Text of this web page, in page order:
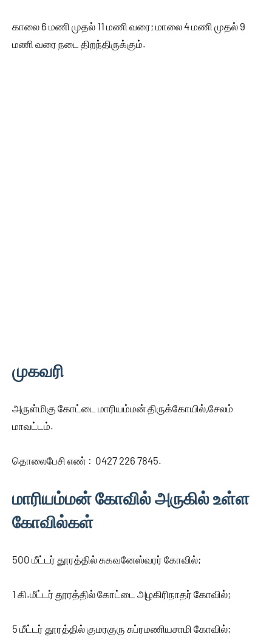
காலை 6 மணி முதல் 11 மணி வரை; மாலை 4 மணி முதல் 9
மணி வரை நடை திறந்திருக்கும்.
முகவரி
அருள்மிகு கோட்டை மாரியம்மன் திருக்கோயில்,சேலம்
மாவட்டம்.
தொலைபேசி எண் : 0427 226 7845.
மாரியம்மன் கோவில் அருகில் உள்ள
கோவில்கள்
500 மீட்டர் தூரத்தில் சுகவனேஸ்வரர் கோவில்;
1 கி.மீட்டர் தூரத்தில் கோட்டை அழகிரிநாதர் கோவில்;
5 மீட்டர் தூரத்தில் குமரகுரு சுப்ரமணியசாமி கோவில்;